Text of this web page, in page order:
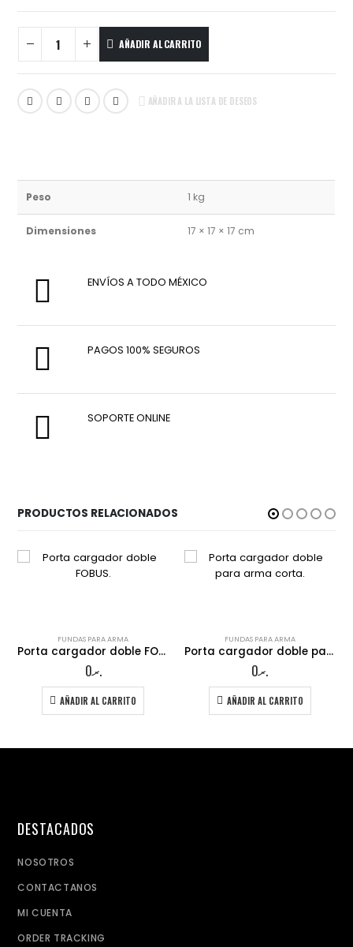
AÑADIR AL CARRITO
AÑADIR A LA LISTA DE DESEOS
Peso 1 kg
Dimensiones 17 × 17 × 17 cm
ENVÍOS A TODO MÉXICO
PAGOS 100% SEGUROS
SOPORTE ONLINE
PRODUCTOS RELACIONADOS
FUNDAS PARA ARMA
Porta cargador doble FOBUS.
.ރ0
AÑADIR AL CARRITO
FUNDAS PARA ARMA
Porta cargador doble para arma corta.
.ރ0
AÑADIR AL CARRITO
DESTACADOS
NOSOTROS
CONTACTANOS
MI CUENTA
ORDER TRACKING